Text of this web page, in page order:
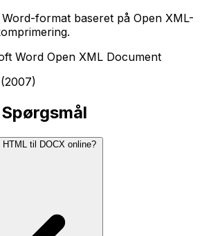
format baseret på Open XML-
Word Open XML Document
HTML til DOCX online?